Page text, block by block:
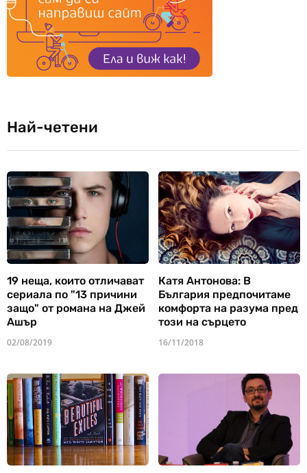
Най-четени
19 неща, които отличават
сериала по "13 причини
защо" от романа на Джей
Ашър
02/08/2019
Катя Антонова: В
България предпочитаме
комфорта на разума пред
този на сърцето
16/11/2018